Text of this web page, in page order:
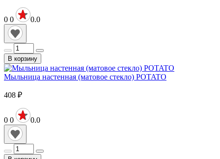
0 0 0.0
В корзину
Мыльница настенная (матовое стекло) POTATO
408 ₽
0 0 0.0